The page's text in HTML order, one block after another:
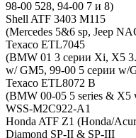
98-00 528, 94-00 7 и 8)
Shell ATF 3403 M115
(Mercedes 5&6 sp, Jeep
Texaco ETL7045
(BMW 01 3 серии Xi, X5
w/ GM5, 99-00 5 серии w/
Texaco ETL8072 B
(BMW 00-05 5 series & X5
WSS-M2C922-A1
Honda ATF Z1 (Honda/
Diamond SP-II & SP-III